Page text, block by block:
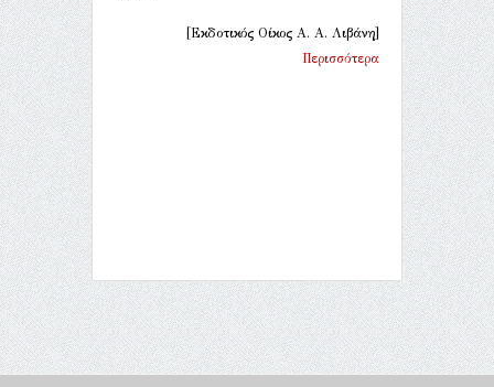
[Εκδοτικός Οίκος Α. Α. Λιβάνη]
Περισσότερα